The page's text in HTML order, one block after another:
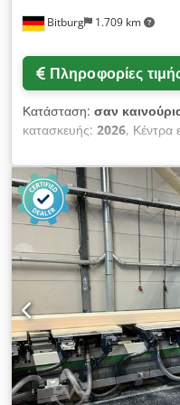
συμπεριλαμβανομένου του
θέση Codpfx Anjzqdmaj
ανύψωση των
(H=74 mm) Σύστημα κενού
κενού με περιστρεφόμενα
σύστημα κενού Σύνθεση
διασταυρούμενα άξονες
εκτροπέων πριονιδιών με
σε μονάδα λειτουργίας 5
αυτόματος αλλακτής
κέντρου 120 mm
αυτόματο αλλακτή
συμβατός με ηλεκτρο-
για μονάδα λειτουργίας 5
συστήματα υδρόψυξης
Ενημέρωση λογισμικού
σε προηγμένο μοντέλο
προσοχή, ενδέχεται να
Bitburg 1.709 km
Πληροφορίες
Κατάσταση: σαν
κατασκευής: 2026, Κέντρα
M C S Περιοχή εργασίας
1660 mm, ανάλογα με τις
μονάδα κατεργασίας 5
μονάδες κενού H=74 mm
αξόνων και μονάδα
Διέλευση τεμαχίου * : Y
3706 mm; Y = 2294 mm;
ΣΥΣΤΗΜΑ ΚΕΝΟΥ
περιοχές εργασίας και 2
ΒΟΗΘΗΤΙΚΟ ΣΥΣΤΗΜΑ
σύσφιξη τεμαχίων μέσω
RM850 Rover Multi Up M
Διαμόρφωση 2 Συμβατό με
16 θέσεων και το